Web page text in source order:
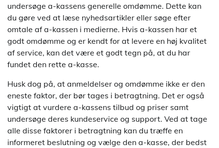
undersøge a-kassens generelle omdømme. Dette kan
du gøre ved at læse nyhedsartikler eller søge efter
omtale af a-kassen i medierne. Hvis a-kassen har et
godt omdømme og er kendt for at levere en høj kvalitet
af service, kan det være et godt tegn på, at du har
fundet den rette a-kasse.
Husk dog på, at anmeldelser og omdømme ikke er den
eneste faktor, der bør tages i betragtning. Det er også
vigtigt at vurdere a-kassens tilbud og priser samt
undersøge deres kundeservice og support. Ved at tage
alle disse faktorer i betragtning kan du træffe en
informeret beslutning og vælge den a-kasse, der bedst